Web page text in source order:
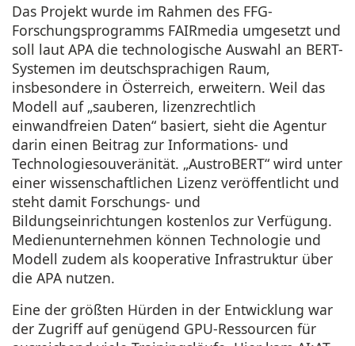
Das Projekt wurde im Rahmen des FFG-
Forschungsprogramms FAIRmedia umgesetzt und
soll laut APA die technologische Auswahl an BERT-
Systemen im deutschsprachigen Raum,
insbesondere in Österreich, erweitern. Weil das
Modell auf „sauberen, lizenzrechtlich
einwandfreien Daten“ basiert, sieht die Agentur
darin einen Beitrag zur Informations- und
Technologiesouveränität. „AustroBERT“ wird unter
einer wissenschaftlichen Lizenz veröffentlicht und
steht damit Forschungs- und
Bildungseinrichtungen kostenlos zur Verfügung.
Medienunternehmen können Technologie und
Modell zudem als kooperative Infrastruktur über
die APA nutzen.
Eine der größten Hürden in der Entwicklung war
der Zugriff auf genügend GPU-Ressourcen für